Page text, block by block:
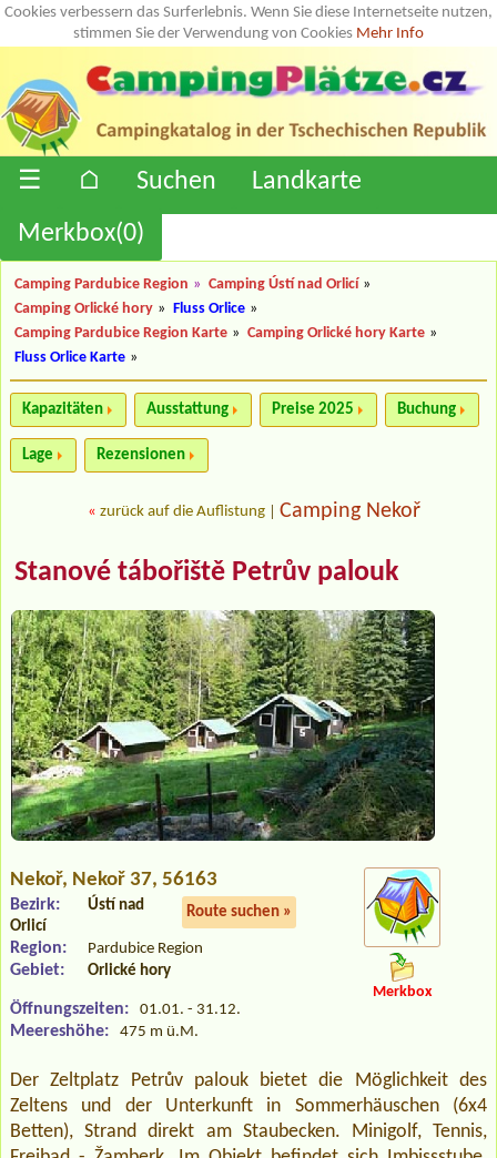
Cookies verbessern das Surferlebnis. Wenn Sie diese Internetseite nutzen,
stimmen Sie der Verwendung von Cookies Mehr Info
☰ ⌂ Suchen
Landkarte
Merkbox(0)
Camping Pardubice Region » Camping Ústí nad Orlicí »
Camping Orlické hory » Fluss Orlice »
Camping Pardubice Region Karte » Camping Orlické hory Karte »
Fluss Orlice Karte »
Kapazitäten Ausstattung Preise 2025 Buchung
Lage Rezensionen
« zurück auf die Auflistung Camping Nekoř
Stanové tábořiště Petrův palouk
Nekoř, Nekoř 37, 56163
Route suchen »
Bezirk:
Ústí nad
Orlicí
Region: Pardubice Region
Gebiet: Orlické hory
Öffnungszeiten: 01.01. - 31.12.
Meereshöhe: 475 m ü.M.
Merkbox
Der Zeltplatz Petrův palouk bietet die Möglichkeit des
Zeltens und der Unterkunft in Sommerhäuschen (6x4
Betten), Strand direkt am Staubecken. Minigolf, Tennis,